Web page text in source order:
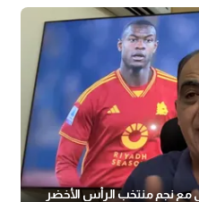
مع نجم منتخب الرأس الأخضر